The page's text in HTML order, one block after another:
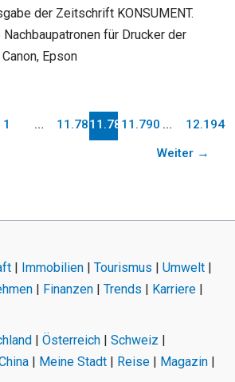
der Zeitschrift KONSUMENT.
für Drucker der
Epson
1 … 11.78811.78911.790 … 12.194
Weiter →
Immobilien Tourismus Umwelt
Finanzen Trends Karriere
Österreich Schweiz
Meine Stadt Reise Magazin